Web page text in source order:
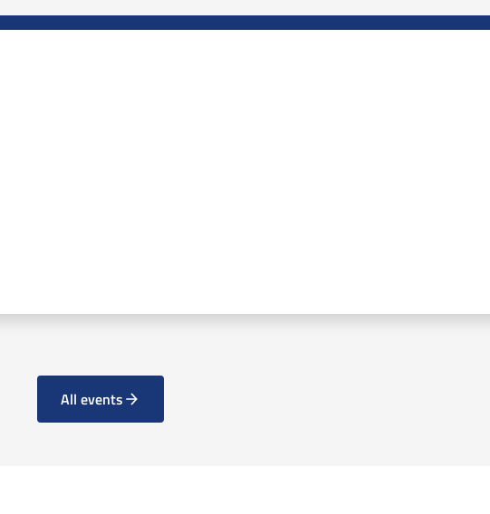
All events